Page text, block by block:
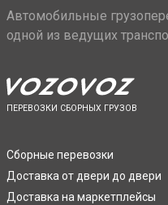
Автомобильные
одной из ведущих
ПЕРЕВОЗКИ СБОРНЫХ ГРУЗОВ
Сборные перевозки
Доставка от двери до двери
Доставка на маркетплейсы